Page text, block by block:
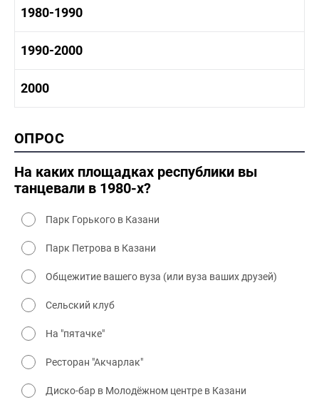
1960-1970 культура
1970-1980 история
1970-1980 культура
1970 - 1980 быт
1980-1990
1980 -1990 история
1980-1990 культура
1990-2000
1990-2000 культура
2000
2000 промышленность
2000 культура
ОПРОС
На каких площадках республики вы
танцевали в 1980-х?
Парк Горького в Казани
Парк Петрова в Казани
Общежитие вашего вуза (или вуза ваших друзей)
Сельский клуб
На "пятачке"
Ресторан "Акчарлак"
Диско-бар в Молодёжном центре в Казани